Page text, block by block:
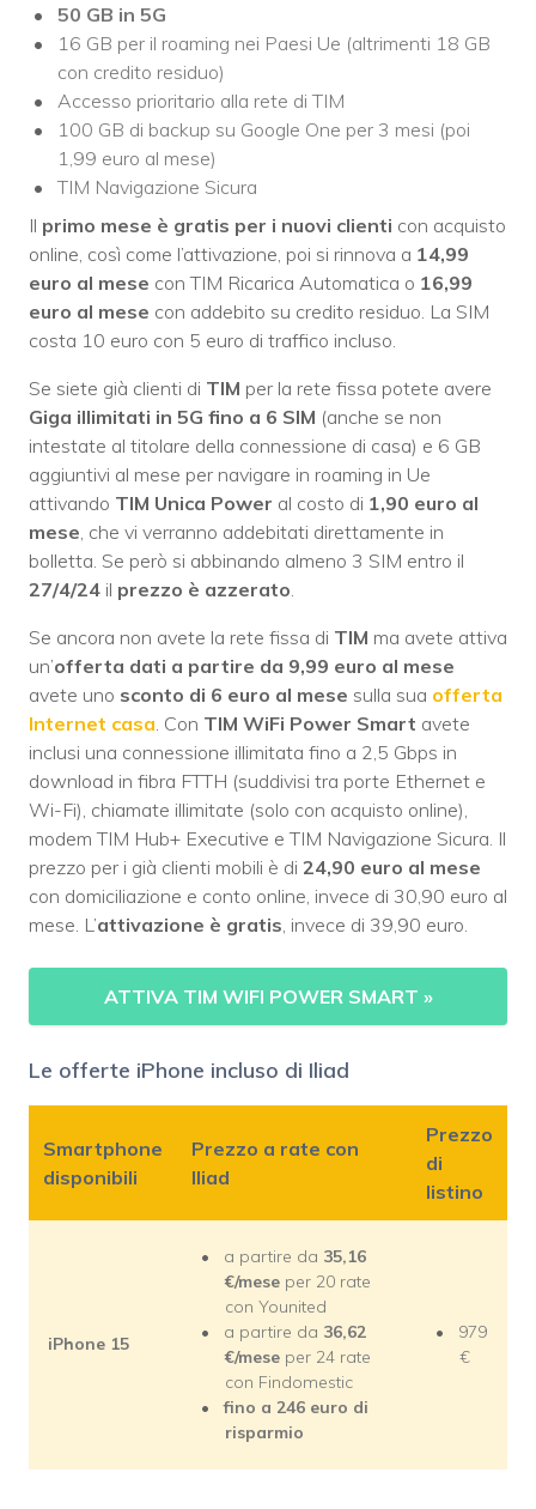
50 GB in 5G
16 GB per il roaming nei Paesi Ue (altrimenti 18 GB
con credito residuo)
Accesso prioritario alla rete di TIM
100 GB di backup su Google One per 3 mesi (poi
1,99 euro al mese)
TIM Navigazione Sicura
Il primo mese è gratis per i nuovi clienti con acquisto
online, così come l’attivazione, poi si rinnova a 14,99
euro al mese con TIM Ricarica Automatica o 16,99
euro al mese con addebito su credito residuo. La SIM
costa 10 euro con 5 euro di traffico incluso.
Se siete già clienti di TIM per la rete fissa potete avere
Giga illimitati in 5G fino a 6 SIM (anche se non
intestate al titolare della connessione di casa) e 6 GB
aggiuntivi al mese per navigare in roaming in Ue
attivando TIM Unica Power al costo di 1,90 euro al
mese, che vi verranno addebitati direttamente in
bolletta. Se però si abbinando almeno 3 SIM entro il
27/4/24 il prezzo è azzerato.
Se ancora non avete la rete fissa di TIM ma avete attiva
un’offerta dati a partire da 9,99 euro al mese
avete uno sconto di 6 euro al mese sulla sua offerta
Internet casa. Con TIM WiFi Power Smart avete
inclusi una connessione illimitata fino a 2,5 Gbps in
download in fibra FTTH (suddivisi tra porte Ethernet e
Wi-Fi), chiamate illimitate (solo con acquisto online),
modem TIM Hub+ Executive e TIM Navigazione Sicura. Il
prezzo per i già clienti mobili è di 24,90 euro al mese
con domiciliazione e conto online, invece di 30,90 euro al
mese. L’attivazione è gratis, invece di 39,90 euro.
ATTIVA TIM WIFI POWER SMART »
Le offerte iPhone incluso di Iliad
Smartphone
disponibili
Prezzo a rate con
Iliad
Prezzo
di
listino
iPhone 15
a partire da 35,16
€/mese per 20 rate
con Younited
a partire da 36,62
€/mese per 24 rate
con Findomestic
fino a 246 euro di
risparmio
979
€